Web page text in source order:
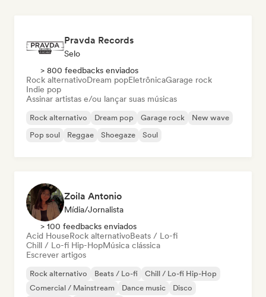
Pravda Records
Selo
> 800 feedbacks enviados
Rock alternativoDream popEletrônicaGarage rock
Indie pop
Assinar artistas e/ou lançar suas músicas
Rock alternativo Dream pop Garage rock
New wave
Pop soul
Reggae Shoegaze Soul
Zoila Antonio
Mídia/Jornalista
> 100 feedbacks enviados
Acid HouseRock alternativoBeats / Lo-fi
Chill / Lo-fi Hip-HopMúsica clássica
Escrever artigos
Rock alternativo Beats / Lo-fi
Chill / Lo-fi Hip-Hop
Comercial / Mainstream
Dance music
Disco